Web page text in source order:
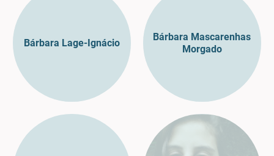
Bárbara Lage-Ignácio
Bárbara Mascarenhas
Morgado